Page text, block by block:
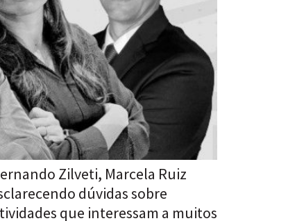
Zilveti, Marcela Ruiz
dúvidas sobre
que interessam a muitos